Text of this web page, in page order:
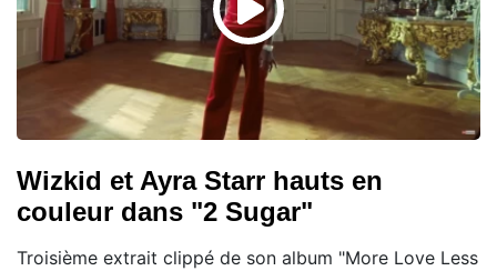
Wizkid et Ayra Starr hauts en
couleur dans "2 Sugar"
Troisième extrait clippé de son album "More Love Less